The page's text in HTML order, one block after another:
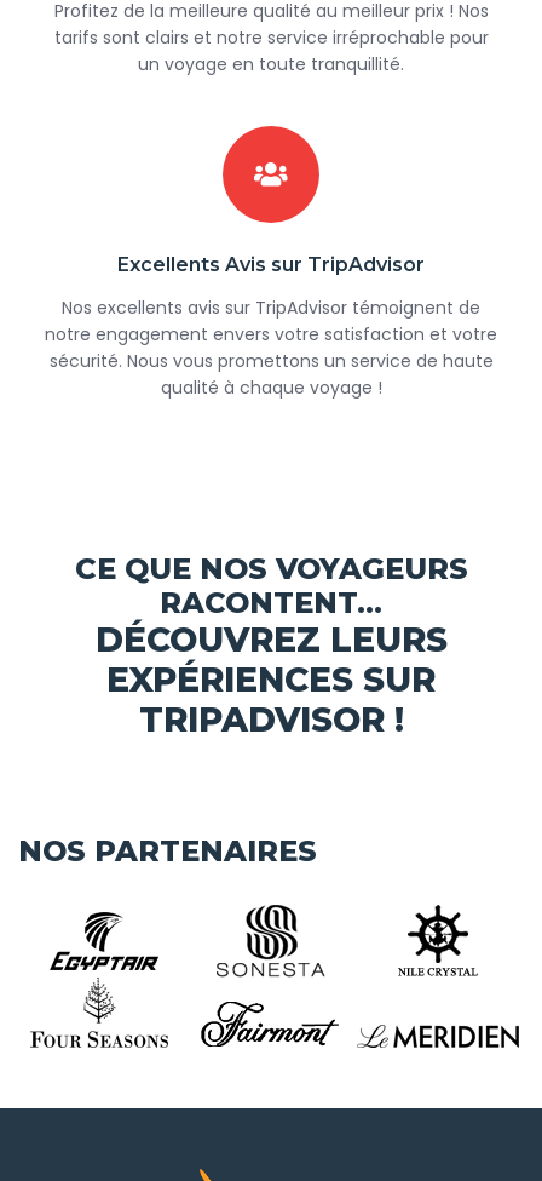
Profitez de la meilleure qualité au meilleur prix ! Nos
tarifs sont clairs et notre service irréprochable pour
un voyage en toute tranquillité.
Excellents Avis sur TripAdvisor
Nos excellents avis sur TripAdvisor témoignent de
notre engagement envers votre satisfaction et votre
sécurité. Nous vous promettons un service de haute
qualité à chaque voyage !
CE QUE NOS VOYAGEURS
RACONTENT...
DÉCOUVREZ LEURS
EXPÉRIENCES SUR
TRIPADVISOR !
NOS PARTENAIRES